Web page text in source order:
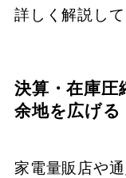
詳しく解説して
決算・在庫圧
余地を広げる
家電量販店や